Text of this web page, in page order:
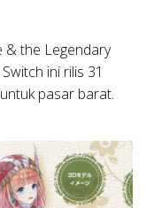
& the Legendary
ini rilis 31
pasar barat.